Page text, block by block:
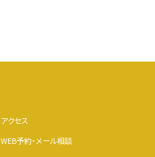
アクセス
WEB予約・メール相談